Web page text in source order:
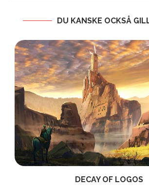
DU KANSKE OCKSÅ
DECAY OF LOGOS